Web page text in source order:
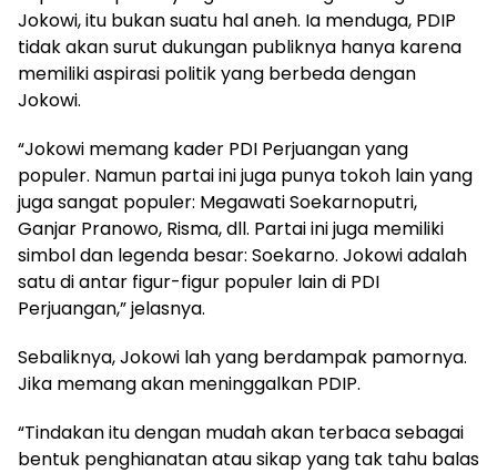
Jokowi, itu bukan suatu hal aneh. Ia menduga, PDIP
tidak akan surut dukungan publiknya hanya karena
memiliki aspirasi politik yang berbeda dengan
Jokowi.
“Jokowi memang kader PDI Perjuangan yang
populer. Namun partai ini juga punya tokoh lain yang
juga sangat populer: Megawati Soekarnoputri,
Ganjar Pranowo, Risma, dll. Partai ini juga memiliki
simbol dan legenda besar: Soekarno. Jokowi adalah
satu di antar figur-figur populer lain di PDI
Perjuangan,” jelasnya.
Sebaliknya, Jokowi lah yang berdampak pamornya.
Jika memang akan meninggalkan PDIP.
“Tindakan itu dengan mudah akan terbaca sebagai
bentuk penghianatan atau sikap yang tak tahu balas